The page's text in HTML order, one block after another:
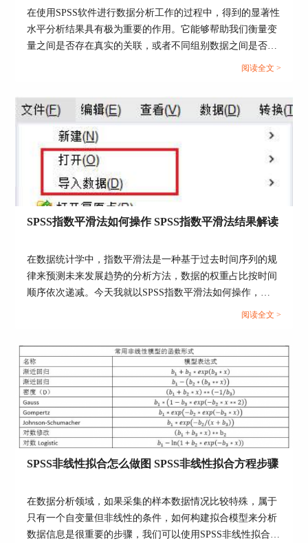
三、设定初始值
接着，进行非线性回归的参数设定，该设定实际上
我们会使用到曲线估算的参数作为初始值，即b1为
8.5，b2为6.4。
图5：初始值参数
四、解读分析结果
在使用SPSS软件进行数据分析工作的过程中，得到的显著性
水平分析结果具有极为重要的作用。它能够帮助我们衡量变
量之间是否存在真实的关联，或者不同组别数据之间是否存
在实质性的差异。今天我们就一起来探讨关于SPSS显著性小
阅读全文 >
SPSS指数平滑法如何操作 SPSS指数平滑法结果解读
在数据统计学中，指数平滑法是一种基于过去时间序列的规
律来预测未来发展趋势的分析方法，数据的权重占比按时间
顺序依次递减。今天我就以SPSS指数平滑法如何操作，
SPSS指数平滑法结果解读这两个问题为例，来向大家讲解一
阅读全文 >
SPSS非线性拟合怎么做图 SPSS非线性拟合方程步骤
在数据分析领域，如果采集的样本数据情况比较特殊，属于
只有一个自变量但非线性的条件，如何构建拟合模型来分析
数据信息是很重要的步骤，我们可以使用SPSS非线性拟合的